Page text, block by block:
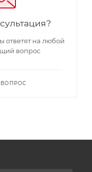
ответят на любой
вопрос
ВОПРОС